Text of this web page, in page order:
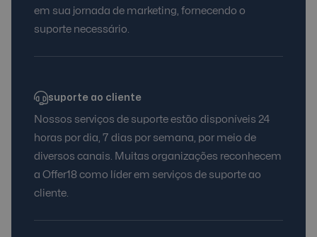
em sua jornada de marketing, fornecendo o
suporte necessário.
suporte ao cliente
Nossos serviços de suporte estão disponíveis 24
horas por dia, 7 dias por semana, por meio de
diversos canais. Muitas organizações reconhecem
a Offer18 como líder em serviços de suporte ao
cliente.